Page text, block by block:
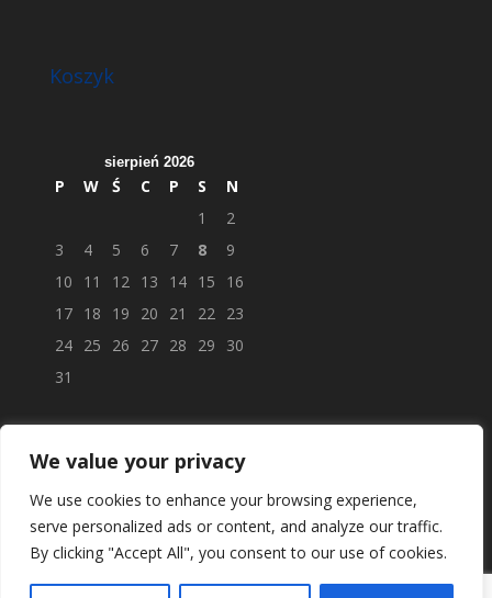
We value your privacy
We use cookies to enhance your browsing experience,
serve personalized ads or content, and analyze our traffic.
By clicking "Accept All", you consent to our use of cookies.
Koszyk
sierpień 2026
P W Ś C P S
N
1
2
3
4 5 6 7 8
9
10
11 12 13 14 15
16
17 18 19 20 21 22
23
24 25 26 27 28 29
30
31